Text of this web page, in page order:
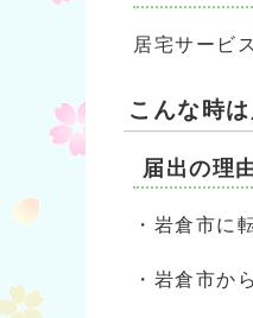
居宅サービ
こんな時
届出の理
・岩倉市に
・岩倉市か